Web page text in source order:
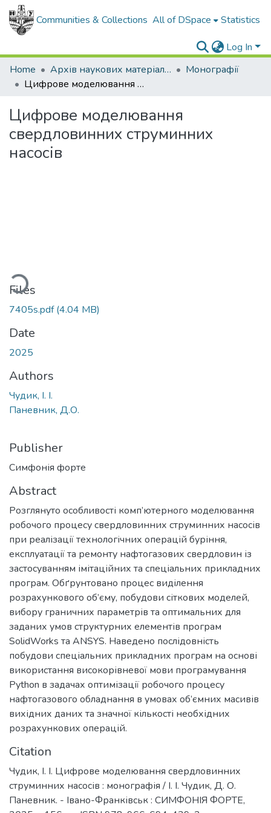
Communities & Collections All of DSpace Statistics
Log In
Home
Архів наукових матеріалів
Монографії
Цифрове моделювання свердловинних струминних насосів
Цифрове моделювання
свердловинних струминних
насосів
Files
7405s.pdf(4.04 MB)
Date
2025
Authors
Чудик, І. І.
Паневник, Д.О.
Publisher
Симфонія форте
Abstract
Розглянуто особливості комп’ютерного моделювання
робочого процесу свердловинних струминних насосів
при реалізації технологічних операцій буріння,
експлуатації та ремонту нафтогазових свердловин із
застосуванням імітаційних та спеціальних прикладних
програм. Обґрунтовано процес виділення
розрахункового об’єму, побудови сіткових моделей,
вибору граничних параметрів та оптимальних для
заданих умов структурних елементів програм
SolidWorks та ANSYS. Наведено послідовність
побудови спеціальних прикладних програм на основі
використання високорівневої мови програмування
Python в задачах оптимізації робочого процесу
нафтогазового обладнання в умовах об’ємних масивів
вихідних даних та значної кількості необхідних
розрахункових операцій.
Citation
Чудик, І. І. Цифрове моделювання свердловинних
струминних насосів : монографія / І. І. Чудик, Д. О.
Паневник. - Івано-Франківськ : СИМФОНІЯ ФОРТЕ,